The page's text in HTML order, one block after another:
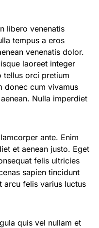
libero venenatis
tempus a eros
venenatis dolor.
laoreet integer
tellus orci pretium
donec cum vivamus
Nulla imperdiet
ante. Enim
et aenean justo. Eget
felis ultricies
sapien tincidunt
arcu felis varius luctus
quis vel nullam et